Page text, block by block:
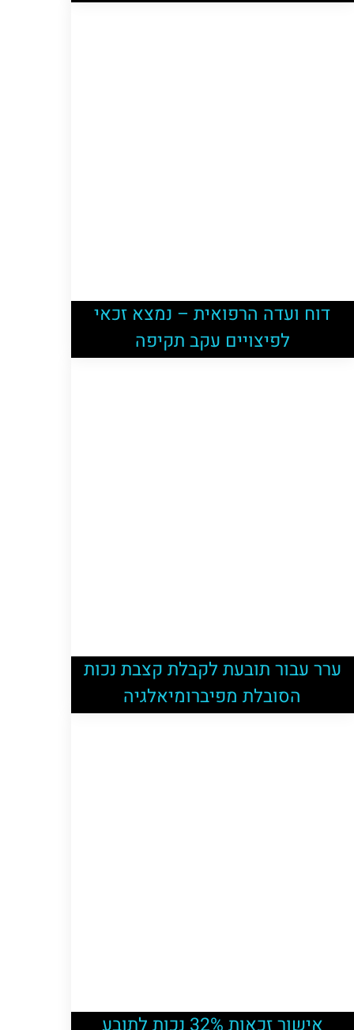
דוח ועדה הרפואית – נמצא זכאי
לפיצויים עקב תקיפה
ערר עבור תובעת לקבלת קצבת נכות
הסובלת מפיברומיאלגיה